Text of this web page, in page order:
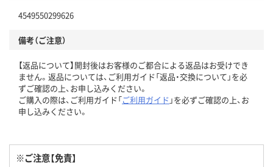
4549550299626
備考（ご注意）
【返品について】開封後はお客様のご都合による返品はお受けでき
ません。返品については、ご利用ガイド「返品・交換について」を必
ずご確認の上、お申し込みください。
ご購入の際は、ご利用ガイド「ご利用ガイド 」を必ずご確認の上、お
申し込みください。
※ご注意【免責】